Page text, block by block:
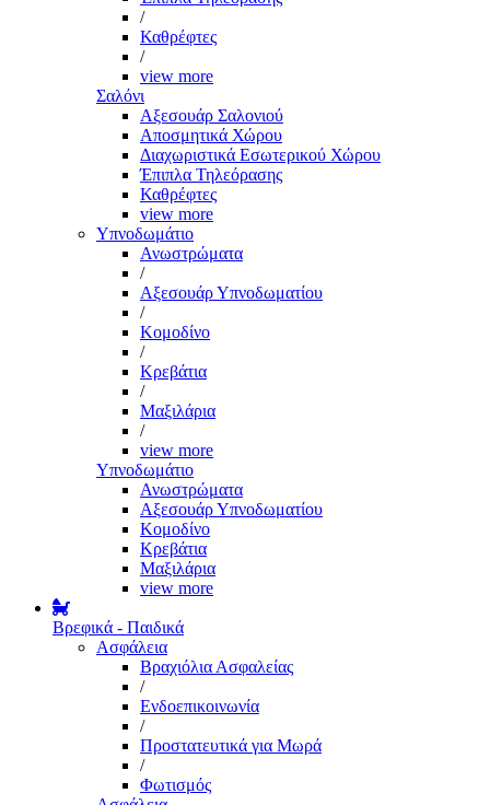
/
Καθρέφτες
/
view more
Σαλόνι
Αξεσουάρ Σαλονιού
Αποσμητικά Χώρου
Διαχωριστικά Εσωτερικού Χώρου
Έπιπλα Τηλεόρασης
Καθρέφτες
view more
Υπνοδωμάτιο
Ανωστρώματα
/
Αξεσουάρ Υπνοδωματίου
/
Κομοδίνο
/
Κρεβάτια
/
Μαξιλάρια
/
view more
Υπνοδωμάτιο
Ανωστρώματα
Αξεσουάρ Υπνοδωματίου
Κομοδίνο
Κρεβάτια
Μαξιλάρια
view more
Βρεφικά - Παιδικά
Ασφάλεια
Βραχιόλια Ασφαλείας
/
Ενδοεπικοινωνία
/
Προστατευτικά για Μωρά
/
Φωτισμός